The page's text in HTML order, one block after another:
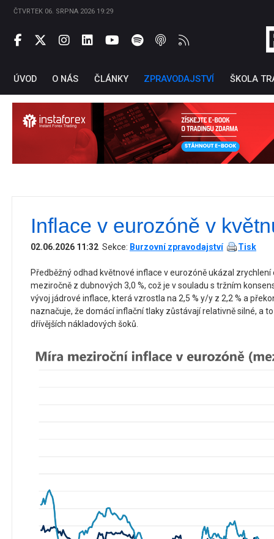
ČTVRTEK 06. SRPNA 2026 19:29
ÚVOD O NÁS ČLÁNKY ZPRAVODAJSTVÍ ŠKOLA
Inflace v eurozóně v
02.06.2026 11:32 Sekce: Burzovní zpravodajství Tisk
Předběžný odhad květnové inflace v eurozóně ukázal zrychlení
meziročně z dubnových 3,0 %, což je v souladu s tržním
vývoj jádrové inflace, která vzrostla na 2,5 % y/y z 2,2 % a
naznačuje, že domácí inflační tlaky zůstávají relativně silné, a
dřívějších nákladových šoků.